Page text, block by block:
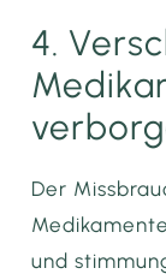
4.
Der
und